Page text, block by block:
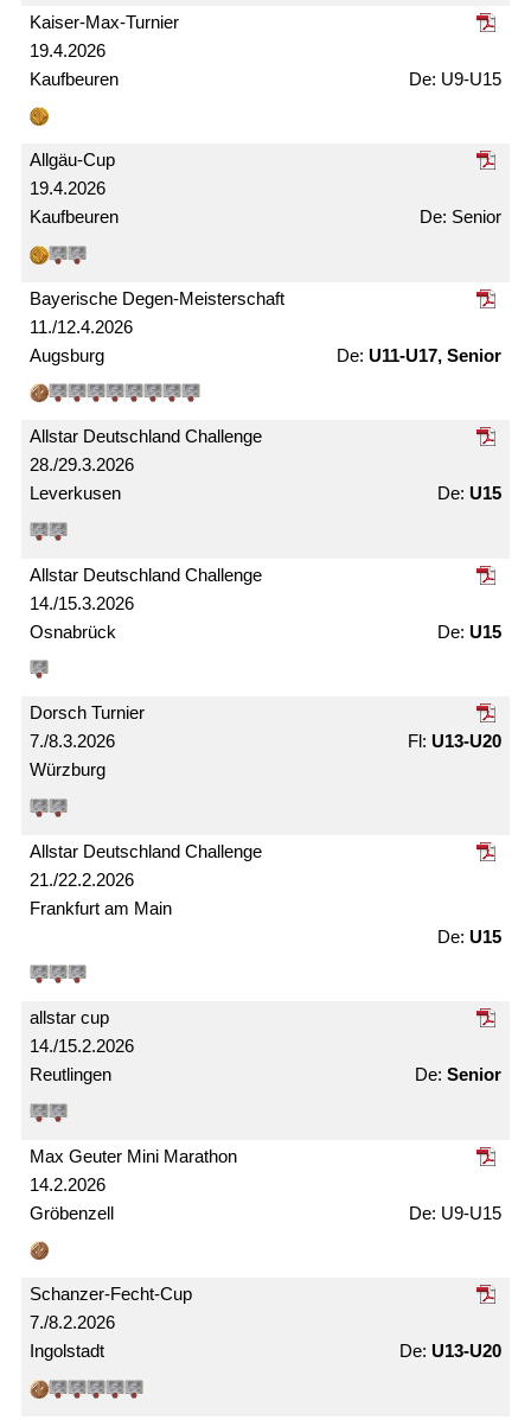
19.4.2026
Kaiser-Max-Turnier
Kaufbeuren U9-U15
19.4.2026
Allgäu-Cup
Kaufbeuren Senior
11./12.4.2026
Bayerische Degen-Meister­schaft
Augsburg U11-U17, Senior
28./29.3.2026
Allstar Deutschland Challenge
Leverkusen U15
14./15.3.2026
Allstar Deutschland Challenge
Osnabrück U15
7./8.3.2026
Dorsch Turnier
Würzburg
U13-U20
21./22.2.2026
Allstar Deutschland Challenge
Frankfurt am Main
U15
14./15.2.2026
allstar cup
Reutlingen Senior
14.2.2026
Max Geuter Mini Marathon
Gröbenzell U9-U15
7./8.2.2026
Schanzer-Fecht-Cup
Ingolstadt U13-U20